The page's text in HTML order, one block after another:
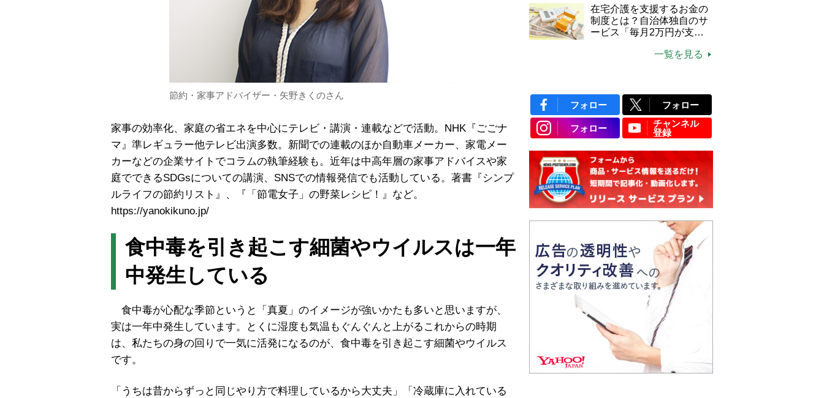
節約・家事アドバイザー・矢野きくのさん
家事の効率化、家庭の省エネを中心にテレビ・講演・連載などで活動。NHK『ごごナ
マ』準レギュラー他テレビ出演多数。新聞での連載のほか自動車メーカー、家電メー
カーなどの企業サイトでコラムの執筆経験も。近年は中高年層の家事アドバイスや家
庭でできるSDGsについての講演、SNSでの情報発信でも活動している。著書『シンプ
ルライフの節約リスト』、『「節電女子」の野菜レシピ！』など。
https://yanokikuno.jp/
食中毒を引き起こす細菌やウイルスは一年
中発生している
食中毒が心配な季節というと「真夏」のイメージが強いかたも多いと思いますが、
実は一年中発生しています。とくに湿度も気温もぐんぐんと上がるこれからの時期
は、私たちの身の回りで一気に活発になるのが、食中毒を引き起こす細菌やウイルス
です。
「うちは昔からずっと同じやり方で料理しているから大丈夫」「冷蔵庫に入れている
在宅介護を支援するお金の
制度とは？自治体独自のサ
ービス「毎月2万円が支給
一覧を見る
フォロー フォロー
フォロー
チャンネル
登録